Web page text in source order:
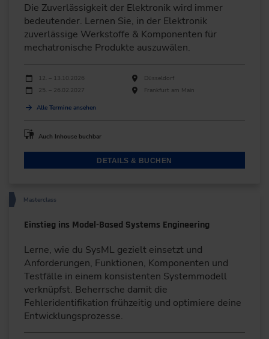
Die Zuverlässigkeit der Elektronik wird immer
bedeutender. Lernen Sie, in der Elektronik
zuverlässige Werkstoffe & Komponenten für
mechatronische Produkte auszuwälen.
Durchführungen
Veranstaltungsdatum Veranstaltungsort
12. – 13.10.2026
Düsseldorf
25. – 26.02.2027
Frankfurt am Main
Alle Termine ansehen
Auch Inhouse buchbar
DETAILS & BUCHEN
Masterclass
Einstieg ins Model-Based Systems Engineering
Lerne, wie du SysML gezielt einsetzt und
Anforderungen, Funktionen, Komponenten und
Testfälle in einem konsistenten Systemmodell
verknüpfst. Beherrsche damit die
Fehleridentifikation frühzeitig und optimiere deine
Entwicklungsprozesse.